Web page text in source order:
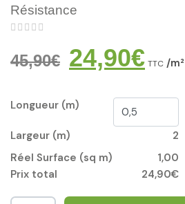
Résistance
    
45,90€ 24,90€ TTC /m²
Longueur (m)
Largeur (m)
2
Réel Surface (sq m)
1,00
Prix total
24,90€